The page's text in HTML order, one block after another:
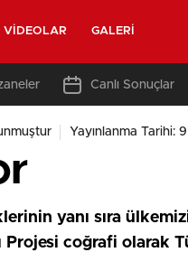
VIDEOLAR GALERI
Canlı Sonuçlar
Yayınlanma Tarihi:
yanı sıra
Projesi coğrafi olarak